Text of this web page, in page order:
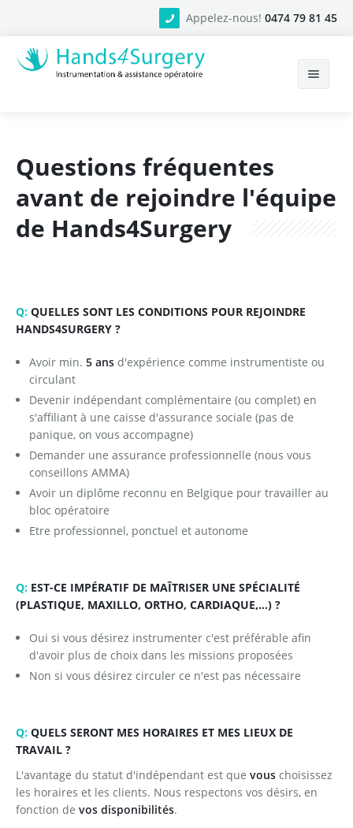
Appelez-nous! 0474 79 81 45
Services
Equipe
⭐️ On recrute ⭐️
Infirmier Circulant
Questions fréquentes
avant de rejoindre l'équipe
de Hands4Surgery
Q: QUELLES SONT LES CONDITIONS POUR REJOINDRE
HANDS4SURGERY ?
Avoir min. 5 ansd'expérience comme instrumentiste ou
circulant
Devenir indépendant complémentaire (ou complet) en
s'affiliant à une caisse d'assurance sociale (pas de
panique, on vous accompagne)
Demander une assurance professionnelle (nous vous
conseillons AMMA)
Avoir un diplôme reconnu en Belgique pour travailler au
bloc opératoire
Etre professionnel, ponctuel et autonome
Q: EST-CE IMPÉRATIF DE MAÎTRISER UNE SPÉCIALITÉ
(PLASTIQUE, MAXILLO, ORTHO, CARDIAQUE,...) ?
Oui si vous désirez instrumenter c'est préférable afin
d'avoir plus de choix dans les missions proposées
Non si vous désirez circuler ce n'est pas nécessaire
Q: QUELS SERONT MES HORAIRES ET MES LIEUX DE
TRAVAIL ?
L'avantage du statut d'indépendant est que vous choisissez
les horaires et les clients. Nous respectons vos désirs, en
fonction de vos disponibilités.